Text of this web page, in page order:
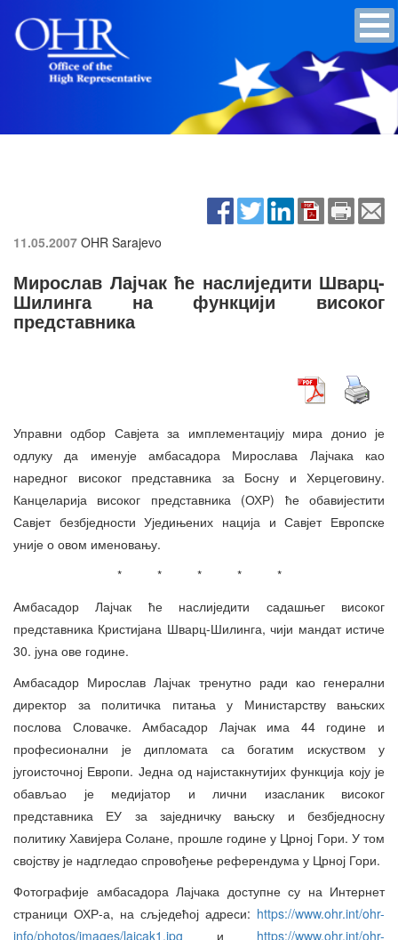
11.05.2007 OHR Sarajevo
Мирослав Лајчак ће наслиједити Шварц-
Шилинга на функцији високог
представника
Управни одбор Савјета за имплементацију мира донио је
одлуку да именује амбасадора Мирослава Лајчака као
наредног високог представника за Босну и Херцеговину.
Канцеларија високог представника (ОХР) ће обавијестити
Савјет безбједности Уједињених нација и Савјет Европске
уније о овом именовању.
* * * * *
Амбасадор Лајчак ће наслиједити садашњег високог
представника Кристијана Шварц-Шилинга, чији мандат истиче
30. јуна ове године.
Амбасадор Мирослав Лајчак тренутно ради као генерални
директор за политичка питања у Министарству вањских
послова Словачке. Амбасадор Лајчак има 44 године и
професионални је дипломата са богатим искуством у
југоисточној Европи. Једна од најистакнутијих функција коју је
обављао је медијатор и лични изасланик високог
представника ЕУ за заједничку вањску и безбједносну
политику Хавијера Солане, прошле године у Црној Гори. У том
својству је надгледао спровођење референдума у Црној Гори.
Фотографије амбасадора Лајчака доступне су на Интернет
страници ОХР-а, на сљједећој адреси: https://www.ohr.int/ohr-
info/photos/images/lajcak1.jpg и https://www.ohr.int/ohr-